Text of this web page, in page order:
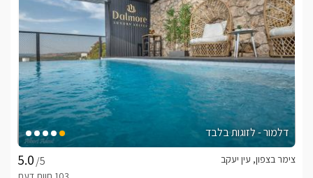
דלמור - לזוגות בלבד
/5
צימר בצפון, עין יעקב